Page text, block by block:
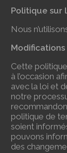
Politique sur
Nous
Modifications
Cette
à l’occasion
avec la loi et
notre
politique de
soient
pouvons
des